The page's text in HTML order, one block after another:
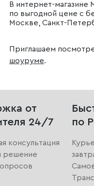
В интернет-
по выгодной цене с
Москве, Санкт-
Приглашаем
шоуруме.
от
24/7
консультация
решение
по